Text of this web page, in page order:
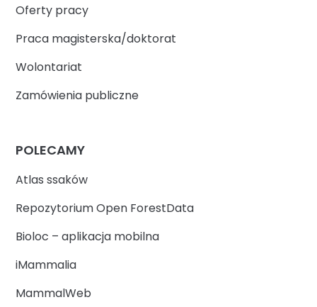
Oferty pracy
Praca magisterska/doktorat
Wolontariat
Zamówienia publiczne
POLECAMY
Atlas ssaków
Repozytorium Open ForestData
Bioloc – aplikacja mobilna
iMammalia
MammalWeb